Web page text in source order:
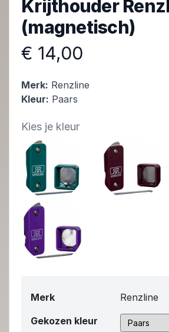
Krijthouder
(magnetisch)
€ 14,00
Merk: Renzline
Kleur: Paars
Kies je kleur
Merk
Renzline
Gekozen kleur